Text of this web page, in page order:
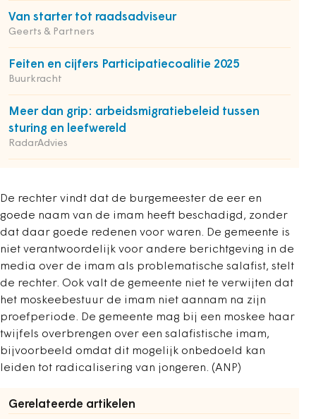
Van starter tot raadsadviseur
Geerts & Partners
Feiten en cijfers Participatiecoalitie 2025
Buurkracht
Meer dan grip: arbeidsmigratiebeleid tussen
sturing en leefwereld
RadarAdvies
De rechter vindt dat de burgemeester de eer en
goede naam van de imam heeft beschadigd, zonder
dat daar goede redenen voor waren. De gemeente is
niet verantwoordelijk voor andere berichtgeving in de
media over de imam als problematische salafist, stelt
de rechter. Ook valt de gemeente niet te verwijten dat
het moskeebestuur de imam niet aannam na zijn
proefperiode. De gemeente mag bij een moskee haar
twijfels overbrengen over een salafistische imam,
bijvoorbeeld omdat dit mogelijk onbedoeld kan
leiden tot radicalisering van jongeren. (ANP)
Gerelateerde artikelen